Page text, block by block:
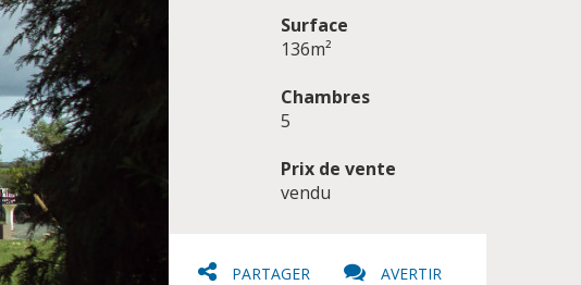
Surface
136m²
Chambres
5
Prix de vente
vendu
PARTAGER AVERTIR